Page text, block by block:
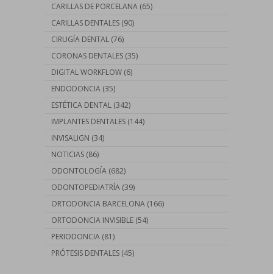
CARILLAS DE PORCELANA (65)
CARILLAS DENTALES (90)
CIRUGÍA DENTAL (76)
CORONAS DENTALES (35)
DIGITAL WORKFLOW (6)
ENDODONCIA (35)
ESTÉTICA DENTAL (342)
IMPLANTES DENTALES (144)
INVISALIGN (34)
NOTICIAS (86)
ODONTOLOGÍA (682)
ODONTOPEDIATRÍA (39)
ORTODONCIA BARCELONA (166)
ORTODONCIA INVISIBLE (54)
PERIODONCIA (81)
PRÓTESIS DENTALES (45)